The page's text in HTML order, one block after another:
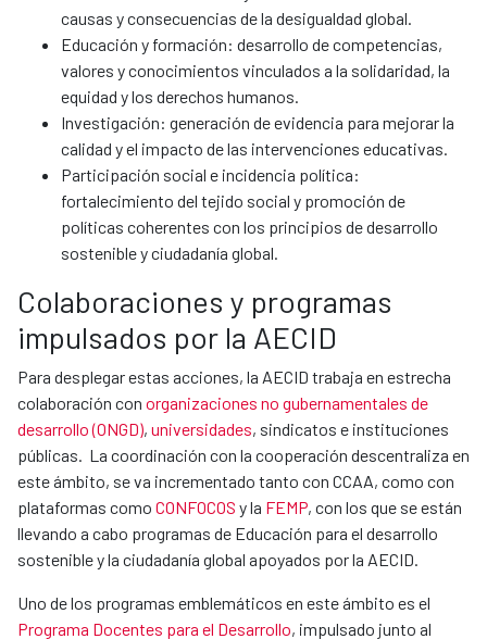
causas y consecuencias de la desigualdad global.
Educación y formación: desarrollo de competencias,
valores y conocimientos vinculados a la solidaridad, la
equidad y los derechos humanos.
Investigación: generación de evidencia para mejorar la
calidad y el impacto de las intervenciones educativas.
Participación social e incidencia política:
fortalecimiento del tejido social y promoción de
políticas coherentes con los principios de desarrollo
sostenible y ciudadanía global.
Colaboraciones y programas
impulsados por la AECID
Para desplegar estas acciones, la AECID trabaja en estrecha
colaboración con organizaciones no gubernamentales de
desarrollo (ONGD), universidades, sindicatos e instituciones
públicas. La coordinación con la cooperación descentraliza en
este ámbito, se va incrementado tanto con CCAA, como con
plataformas como CONFOCOS y la FEMP, con los que se están
llevando a cabo programas de Educación para el desarrollo
sostenible y la ciudadanía global apoyados por la AECID.
Uno de los programas emblemáticos en este ámbito es el
Programa Docentes para el Desarrollo, impulsado junto al